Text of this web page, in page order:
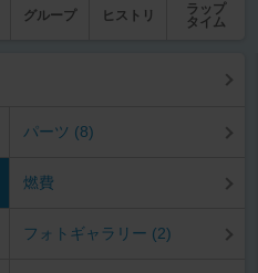
グループ ヒストリ
ラップ
タイム
パーツ (8)
燃費
フォトギャラリー (2)